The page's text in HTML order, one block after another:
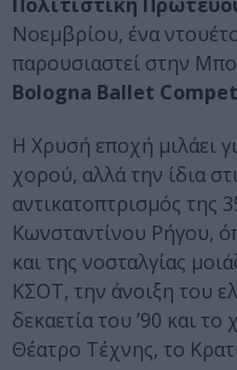
Νοεμβρίου, ένα
παρουσιαστεί στην
Bologna Ballet
H Χρυσή εποχή μιλάει
χορού, αλλά την ίδια
αντικατοπτρισμός της
Κωνσταντίνου Ρήγου,
και της νοσταλγίας
ΚΣΟΤ, την άνοιξη του
δεκαετία του ’90 και
Θέατρο Τέχνης, το